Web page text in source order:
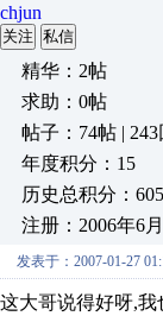
chjun
关注 私信
精华：2帖
求助：0帖
帖子：74帖 | 243
年度积分：15
历史总积分：605
注册：2006年6
发表于：2007-01-27
这大哥说得好呀,我